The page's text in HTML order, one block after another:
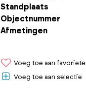
Standplaats
Objectnummer
Afmetingen
Voeg toe aan
Voeg toe aan selectie